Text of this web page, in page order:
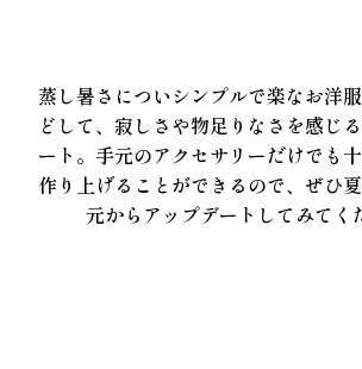
蒸し暑さについシンプルで楽なお洋
どして、寂しさや物足りなさを感じ
ート。手元のアクセサリーだけでも
作り上げることができるので、ぜひ
元からアップデートしてみてく